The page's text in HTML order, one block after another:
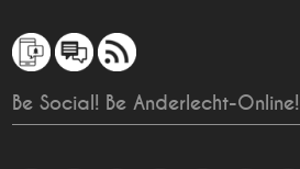
Be Social! Be Anderlecht-Online!